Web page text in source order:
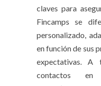
claves para
Fincamps se
personalizado,
en función de sus
expectativas.
contactos en